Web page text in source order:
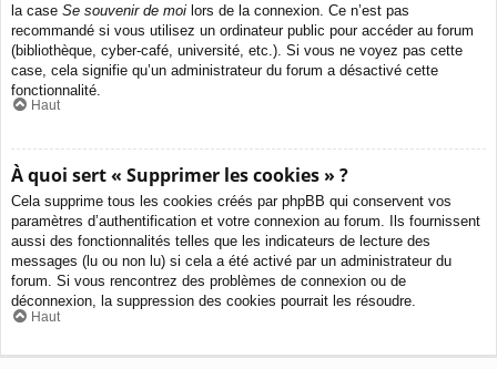
la case Se souvenir de moi lors de la connexion. Ce n’est pas
recommandé si vous utilisez un ordinateur public pour accéder au forum
(bibliothèque, cyber-café, université, etc.). Si vous ne voyez pas cette
case, cela signifie qu’un administrateur du forum a désactivé cette
fonctionnalité.
Haut
À quoi sert « Supprimer les cookies » ?
Cela supprime tous les cookies créés par phpBB qui conservent vos
paramètres d’authentification et votre connexion au forum. Ils fournissent
aussi des fonctionnalités telles que les indicateurs de lecture des
messages (lu ou non lu) si cela a été activé par un administrateur du
forum. Si vous rencontrez des problèmes de connexion ou de
déconnexion, la suppression des cookies pourrait les résoudre.
Haut